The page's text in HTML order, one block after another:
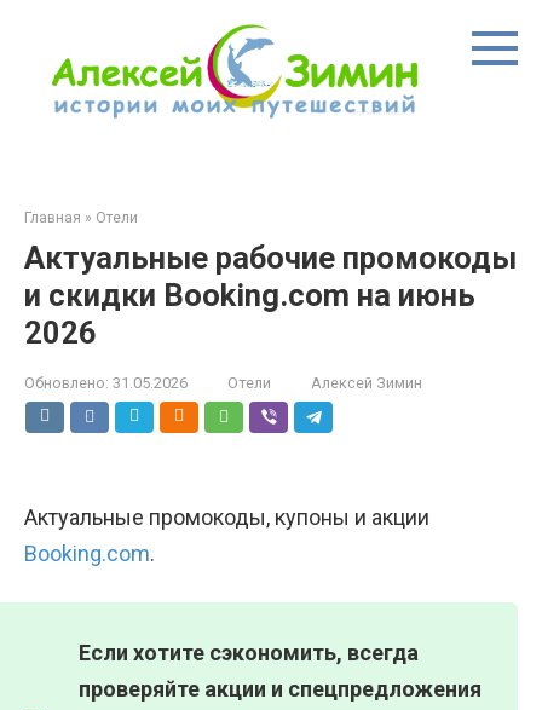
контенту
Главная » Отели
Актуальные рабочие промокоды
и скидки Booking.com на июнь
2026
Обновлено: 31.05.2026 Отели Алексей Зимин
Актуальные промокоды, купоны и акции
Booking.com.
Если хотите сэкономить, всегда
проверяйте акции и спецпредложения